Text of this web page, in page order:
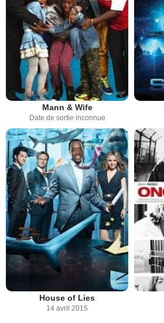
Mann & Wife
Date de sortie inconnue
House of Lies
14 avril 2015